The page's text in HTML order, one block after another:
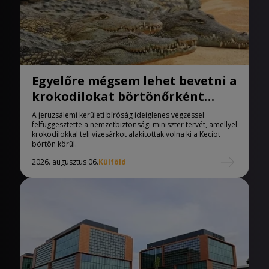
Egyelőre mégsem lehet bevetni a
krokodilokat börtönőrként
Izraelben
A jeruzsálemi kerületi bíróság ideiglenes végzéssel
felfüggesztette a nemzetbiztonsági miniszter tervét, amellyel
krokodilokkal teli vizesárkot alakítottak volna ki a Keciot
börtön körül.
2026. augusztus 06.Külföld